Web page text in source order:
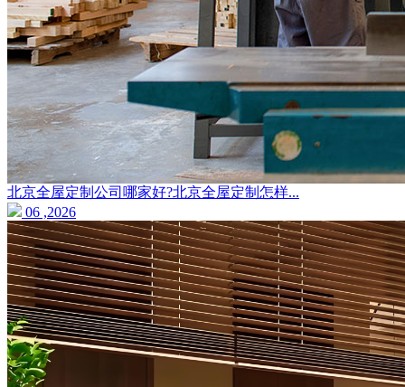
北京全屋定制公司哪家好?北京全屋定制怎样...
06 ,2026